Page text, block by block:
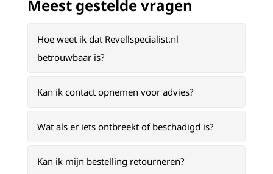
Meest gestelde vragen
Hoe weet ik dat Revellspecialist.nl
betrouwbaar is?
Kan ik contact opnemen voor advies?
Wat als er iets ontbreekt of beschadigd is?
Kan ik mijn bestelling retourneren?